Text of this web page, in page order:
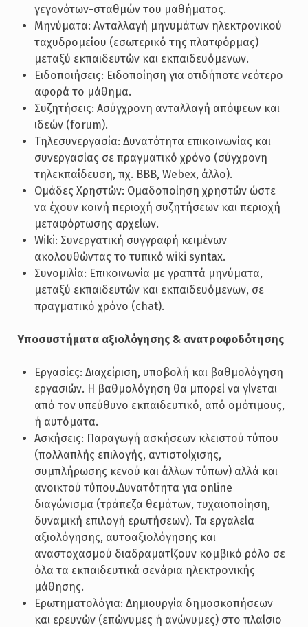
γεγονότων-σταθμών του μαθήματος.
Μηνύματα: Ανταλλαγή μηνυμάτων ηλεκτρονικού
ταχυδρομείου (εσωτερικό της πλατφόρμας)
μεταξύ εκπαιδευτών και εκπαιδευόμενων.
Ειδοποιήσεις: Ειδοποίηση για οτιδήποτε νεότερο
αφορά το μάθημα.
Συζητήσεις: Ασύγχρονη ανταλλαγή απόψεων και
ιδεών (forum).
Τηλεσυνεργασία: Δυνατότητα επικοινωνίας και
συνεργασίας σε πραγματικό χρόνο (σύγχρονη
τηλεκπαίδευση, πχ. BBB, Webex, άλλο).
Ομάδες Χρηστών: Ομαδοποίηση χρηστών ώστε
να έχουν κοινή περιοχή συζητήσεων και περιοχή
μεταφόρτωσης αρχείων.
Wiki: Συνεργατική συγγραφή κειμένων
ακολουθώντας το τυπικό wiki syntax.
Συνομιλία: Επικοινωνία με γραπτά μηνύματα,
μεταξύ εκπαιδευτών και εκπαιδευόμενων, σε
πραγματικό χρόνο (chat).
Υποσυστήματα αξιολόγησης & ανατροφοδότησης
Εργασίες: Διαχείριση, υποβολή και βαθμολόγηση
εργασιών. Η βαθμολόγηση θα μπορεί να γίνεται
από τον υπεύθυνο εκπαιδευτικό, από ομότιμους,
ή αυτόματα.
Ασκήσεις: Παραγωγή ασκήσεων κλειστού τύπου
(πολλαπλής επιλογής, αντιστοίχισης,
συμπλήρωσης κενού και άλλων τύπων) αλλά και
ανοικτού τύπου.Δυνατότητα για online
διαγώνισμα (τράπεζα θεμάτων, τυχαιοποίηση,
δυναμική επιλογή ερωτήσεων). Τα εργαλεία
αξιολόγησης, αυτοαξιολόγησης και
αναστοχασμού διαδραματίζουν κομβικό ρόλο σε
όλα τα εκπαιδευτικά σενάρια ηλεκτρονικής
μάθησης.
Ερωτηματολόγια: Δημιουργία δημοσκοπήσεων
και ερευνών (επώνυμες ή ανώνυμες) στο πλαίσιο